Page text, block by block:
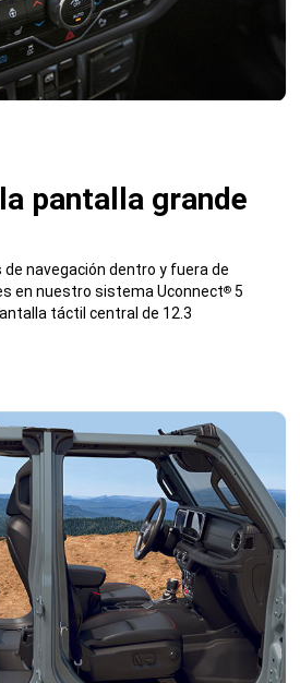
pantalla grande
de navegación dentro y fuera de
en nuestro sistema Uconnect® 5
táctil central de 12.3